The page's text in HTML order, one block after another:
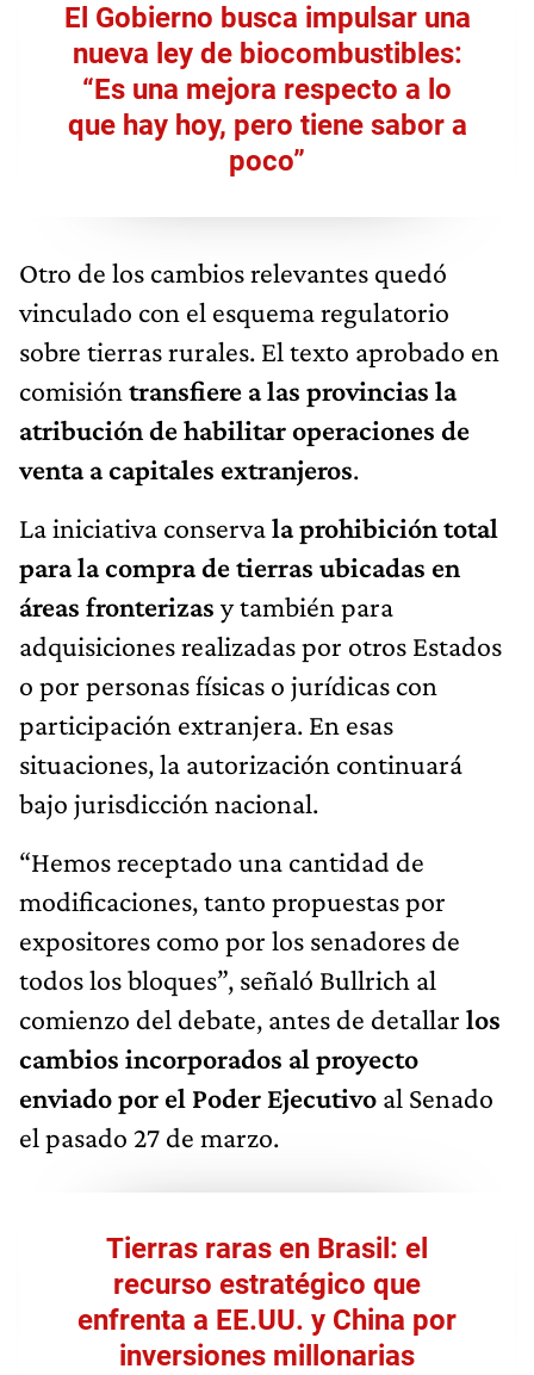
El Gobierno busca impulsar una
nueva ley de biocombustibles:
“Es una mejora respecto a lo
que hay hoy, pero tiene sabor a
poco”
Otro de los cambios relevantes quedó
vinculado con el esquema regulatorio
sobre tierras rurales. El texto aprobado en
comisión transfiere a las provincias la
atribución de habilitar operaciones de
venta a capitales extranjeros.
La iniciativa conservala prohibición total
para la compra de tierras ubicadas en
áreas fronterizas y también para
adquisiciones realizadas por otros Estados
o por personas físicas o jurídicas con
participación extranjera. En esas
situaciones, la autorización continuará
bajo jurisdicción nacional.
“Hemos receptado una cantidad de
modificaciones, tanto propuestas por
expositores como por los senadores de
todos los bloques”, señaló Bullrich al
comienzo del debate, antes de detallar los
cambios incorporados al proyecto
enviado por el Poder Ejecutivo al Senado
el pasado 27 de marzo.
Tierras raras en Brasil: el
recurso estratégico que
enfrenta a EE.UU. y China por
inversiones millonarias